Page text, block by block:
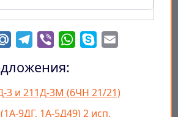
Mail.RuTelegram
Viber WhatsApp
Skype
3 и 211Д-3М (6ЧН 21/21)
9ДГ, 1А-5Д49) 2 исп.